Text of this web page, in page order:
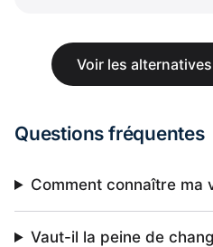
Voir les
Questions fréquentes
Comment connaître ma
Vaut-il la peine de